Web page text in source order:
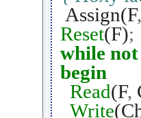
Assign(F,
Reset(F);
while not
begin
Read(F,
Write